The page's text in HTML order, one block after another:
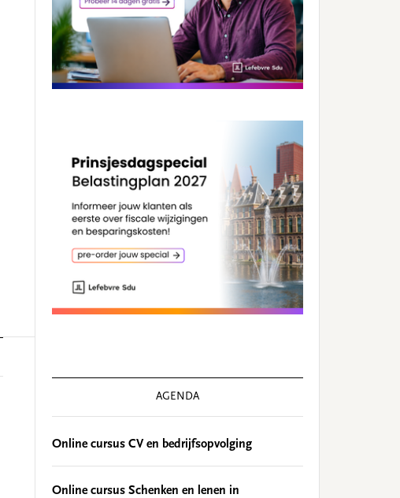
AGENDA
Online cursus CV en bedrijfsopvolging
Online cursus Schenken en lenen in